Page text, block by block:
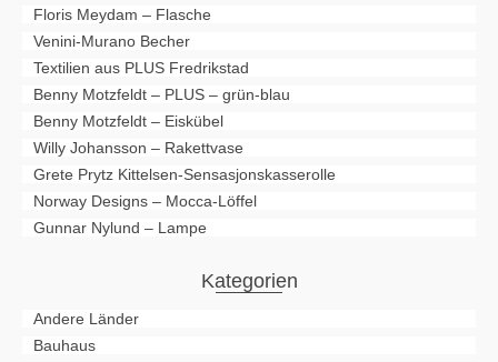
Floris Meydam – Flasche
Venini-Murano Becher
Textilien aus PLUS Fredrikstad
Benny Motzfeldt – PLUS – grün-blau
Benny Motzfeldt – Eiskübel
Willy Johansson – Rakettvase
Grete Prytz Kittelsen-Sensasjonskasserolle
Norway Designs – Mocca-Löffel
Gunnar Nylund – Lampe
Kategorien
Andere Länder
Bauhaus